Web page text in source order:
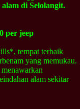
di Selolangit.
per jeep
tempat terbaik
yang memukau.
alam sekitar